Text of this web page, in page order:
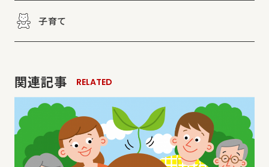
子育て
関連記事 RELATED